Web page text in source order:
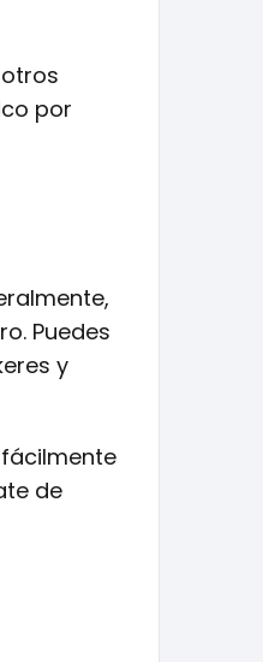
por
Puedes
y
de